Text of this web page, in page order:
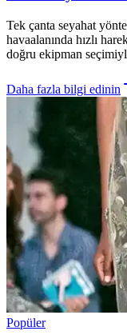
Tek çanta seyahat
havaalanında hızlı
doğru ekipman
Daha fazla bilgi edinin
Popüler